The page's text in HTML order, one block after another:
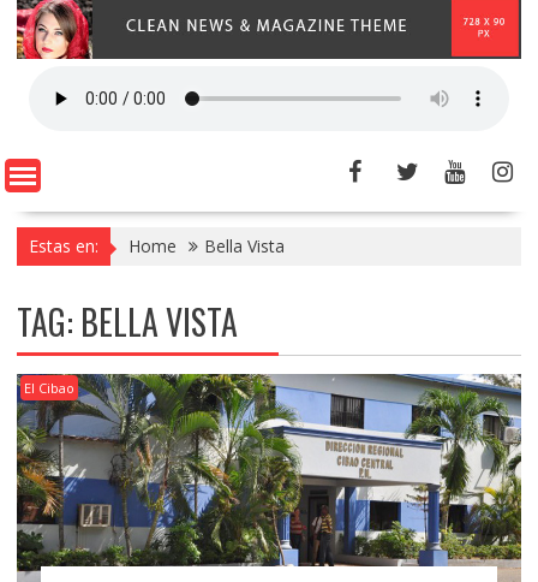
Estas en: Home Bella Vista
TAG: BELLA VISTA
El Cibao